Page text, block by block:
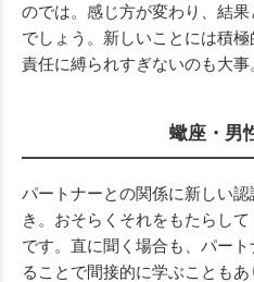
のでは。感じ方が変わり、結
でしょう。新しいことには積
責任に縛られすぎないのも大事
蠍座・男
パートナーとの関係に新しい
き。おそらくそれをもたらし
です。直に聞く場合も、パー
ることで間接的に学ぶことも